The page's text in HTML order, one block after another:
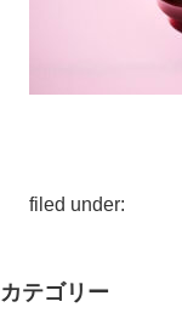
filed under:
カテゴリー